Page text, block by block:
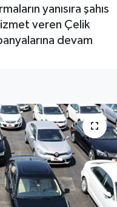
yanısıra şahıs
veren Çelik
devam